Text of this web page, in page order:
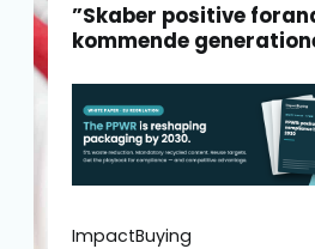
”Skaber positive
kommende
ImpactBuying